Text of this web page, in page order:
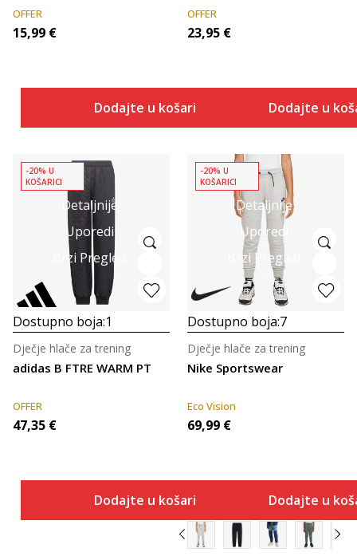
OFFER
15,99 €
Dodajte u košaricu
OFFER
23,95 €
Dodajte u
Detaljnije
Uporedi
Brzi Pregled
-20% U
KOŠARICI
Dostupno boja:1
adidas B FTRE WARM PT
Dječje hlače za trening
OFFER
47,35 €
Dodajte u košaricu
Detaljnije
Uporedi
Brzi Pregled
-20% U
KOŠARICI
Dostupno boja:7
Nike Sportswear
Dječje hlače za trening
Eco Vision
69,99 €
Dodajte u